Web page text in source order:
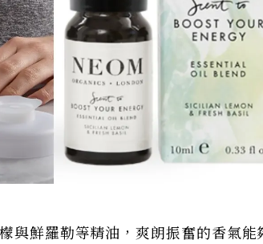
鮮羅勒等精油，爽朗振奮的香氣能